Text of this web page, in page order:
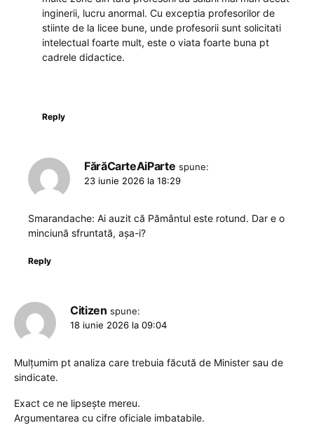
inginerii, lucru anormal. Cu exceptia profesorilor de
stiinte de la licee bune, unde profesorii sunt solicitati
intelectual foarte mult, este o viata foarte buna pt
cadrele didactice.
Reply
FărăCarteAiParte spune:
23 iunie 2026 la 18:29
Smarandache: Ai auzit că Pământul este rotund. Dar e o
minciună sfruntată, așa-i?
Reply
Citizen spune:
18 iunie 2026 la 09:04
Mulțumim pt analiza care trebuia făcută de Minister sau de
sindicate.
Exact ce ne lipsește mereu.
Argumentarea cu cifre oficiale imbatabile.